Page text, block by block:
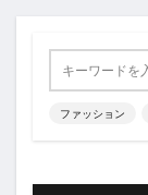
ファッション